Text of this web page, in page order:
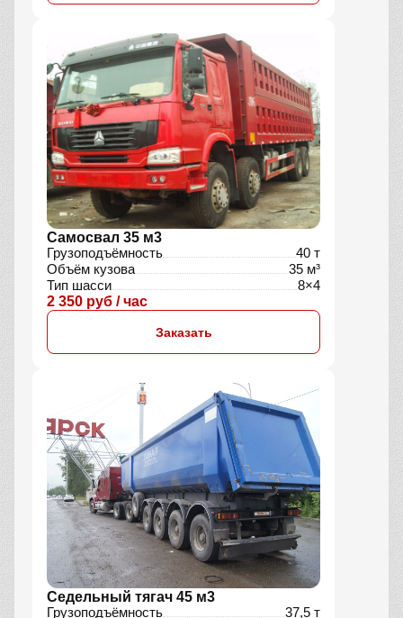
Самосвал 35 м3
Грузоподъёмность
40 т
Объём кузова
35 м³
Тип шасси
8×4
2 350 руб / час
Заказать
Седельный тягач 45 м3
Грузоподъёмность
37,5 т